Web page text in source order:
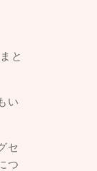
と
い
セ
つ